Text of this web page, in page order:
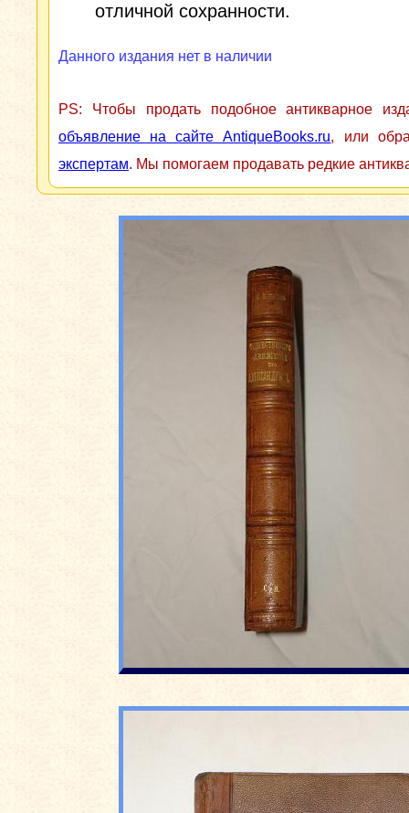
отличной сохранности.
Данного издания нет в наличии
PS: Чтобы продать подобное антикварное
объявление на сайте AntiqueBooks.ru, или
экспертам. Мы помогаем продавать редкие